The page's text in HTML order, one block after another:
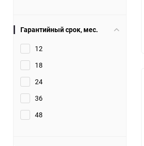
Гарантийный срок, мес.
12
18
24
36
48